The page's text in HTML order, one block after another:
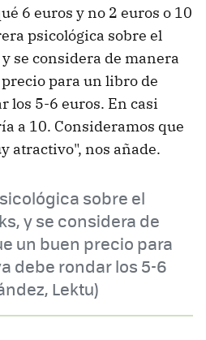
6 euros y no 2 euros o 10
psicológica sobre el
se considera de manera
para un libro de
los 5-6 euros. En casi
a 10. Consideramos que
atractivo", nos añade.
sobre el
y se considera de
un buen precio para
debe rondar los 5-6
Lektu)